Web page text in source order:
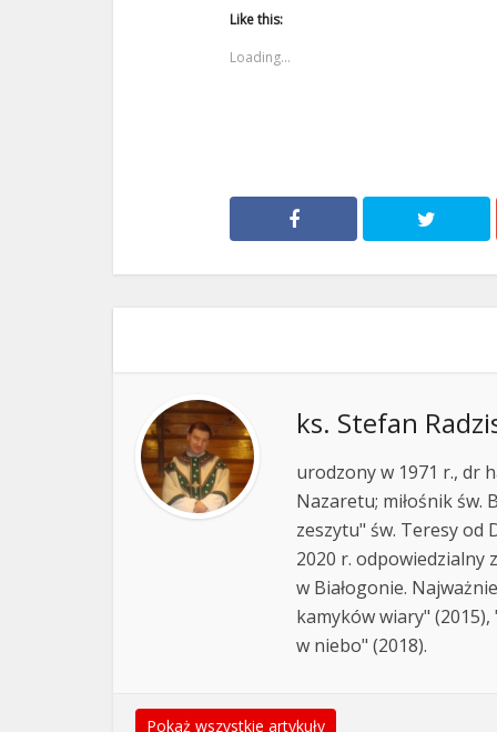
Like this:
Loading...
ks. Stefan
urodzony w 1971 r., dr
Nazaretu; miłośnik św.
zeszytu" św. Teresy od
2020 r. odpowiedzialny
w Białogonie.
kamyków wiary"
w niebo" (2018).
Pokaż wszystkie artykuły